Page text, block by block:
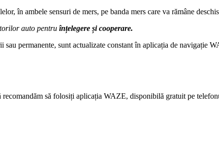
în ambele sensuri de mers, pe banda mers care va rămâne
auto pentru înțelegere și cooperare.
permanente, sunt actualizate constant în aplicația de navigație
să folosiți aplicația WAZE, disponibilă gratuit pe